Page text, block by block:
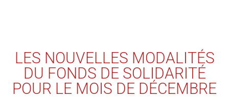
LES NOUVELLES MODALITÉS
DU FONDS DE SOLIDARITÉ
POUR LE MOIS DE DÉCEMBRE